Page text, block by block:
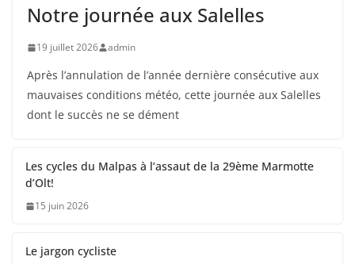
Notre journée aux Salelles
19 juillet 2026 admin
Après l’annulation de l’année dernière consécutive aux
mauvaises conditions météo, cette journée aux Salelles
dont le succès ne se dément
Les cycles du Malpas à l’assaut de la 29ème Marmotte
d’Olt!
15 juin 2026
Le jargon cycliste